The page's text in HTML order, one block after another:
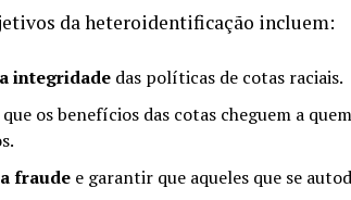
da heteroidentificação incluem:
integridade das políticas de cotas raciais.
que os benefícios das cotas cheguem a
fraude e garantir que aqueles que se